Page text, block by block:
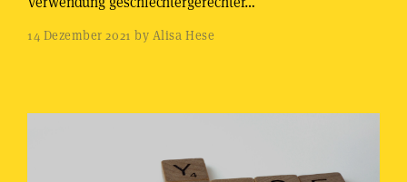
14 Dezember 2021 by Alisa Hese